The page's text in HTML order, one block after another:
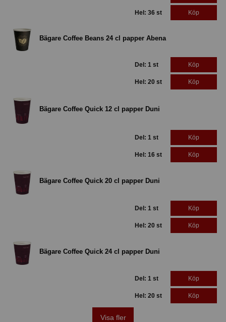
Hel: 36 st Köp
Bägare Coffee Beans 24 cl papper Abena
Del: 1 st Köp
Hel: 20 st Köp
Bägare Coffee Quick 12 cl papper Duni
Del: 1 st Köp
Hel: 16 st Köp
Bägare Coffee Quick 20 cl papper Duni
Del: 1 st Köp
Hel: 20 st Köp
Bägare Coffee Quick 24 cl papper Duni
Del: 1 st Köp
Hel: 20 st Köp
Visa fler